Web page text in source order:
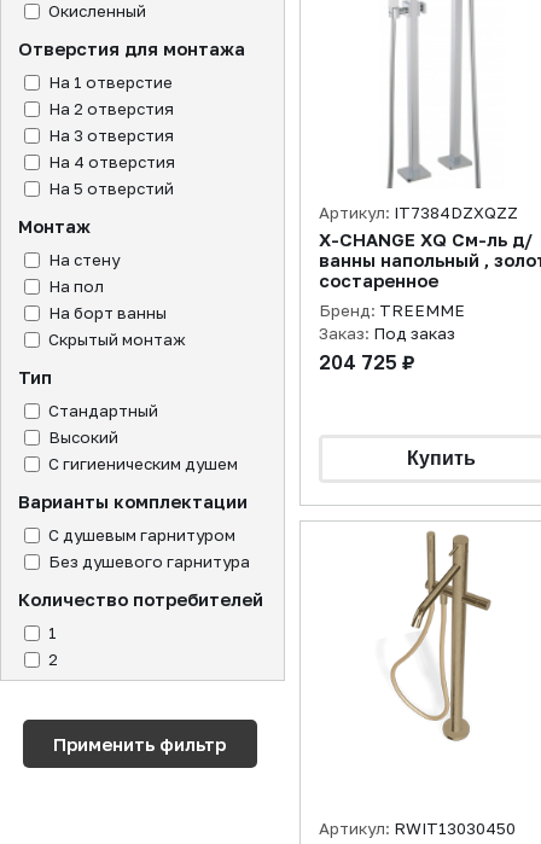
Окисленный
Отверстия для монтажа
На 1 отверстие
На 2 отверстия
На 3 отверстия
На 4 отверстия
На 5 отверстий
Монтаж
На стену
На пол
На борт ванны
Скрытый монтаж
Тип
Стандартный
Высокий
С гигиеническим душем
Варианты комплектации
С душевым гарнитуром
Без душевого гарнитура
Количество потребителей
1
2
Артикул: IT7384DZXQZZ
X-CHANGE XQ См-ль д/
ванны напольный ,
состаренное
Бренд: TREEMME
Заказ: Под заказ
204 725 ₽
Артикул: RWIT13030450